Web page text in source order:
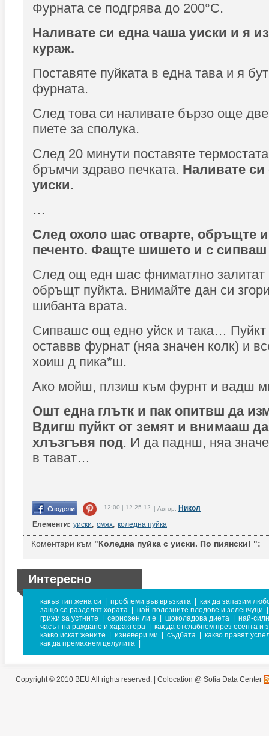
Фурната се подгрява до 200°C.
Наливате си една чаша уиски и я
кураж.
Поставяте пуйката в една тава и я
фурната.
След това си наливате бързо още
пиете за сполука.
След 20 минути поставяте
бръмчи здраво печката. Наливате
уиски.
…
След охоло шас отварте, обръщте
печенто. Фащте шишето и с сипваш
След ощ едн шас фниматлно залитат
обръщт пуйкта. Внимайте дан си
шибанта врата.
Сипвашс ощ едно уйск и така…
оставвв фурнат (няа значен колк) и
хоиш д пика*ш.
Ако мойш, плзиш към фурнт и вадш
Ошт една глътк и пак опитвш да
Вдигш пуйкт от земят и внимааш
хлъзгъвя под. И да паднш, няа
в тават…
12:00 | 12-25-12 | Автор: Никол
Елементи: уиски, смях, коледна пуйка
Коментари към "Коледна пуйка с уиски. По пиянски! ":
Интересно
какъв тип жена си проблеми във връзката
как да запазим
защо се разделят хората
най-полезните плодове и зеленчуци
грижи за устните
сериозен ли е шоколадова диета
най-
часът на раждане и характера
как да отслабнем през есента и
какво искат жените
изневери ми съдбата
какво правят
как да премахнем целулита
Copyright © 2010 BEU All rights reserved. | Colocation @ Sofia Data Center